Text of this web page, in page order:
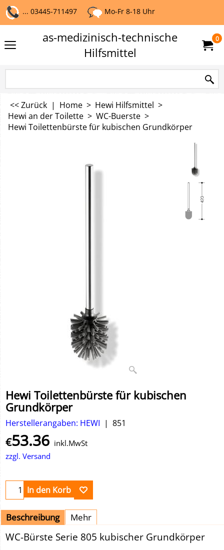
... 03445-711497 Mo-Fr 8-18 Uhr
as-medizinisch-technische
Hilfsmittel
0
<< Zurück | Home > Hewi Hilfsmittel >
Hewi an der Toilette > WC-Buerste >
Hewi Toilettenbürste für kubischen Grundkörper
Hewi Toilettenbürste für kubischen
Grundkörper
Herstellerangaben: HEWI 851
€53.36 inkl.MwSt
zzgl. Versand
In den Korb
Beschreibung Mehr
WC-Bürste Serie 805 kubischer Grundkörper